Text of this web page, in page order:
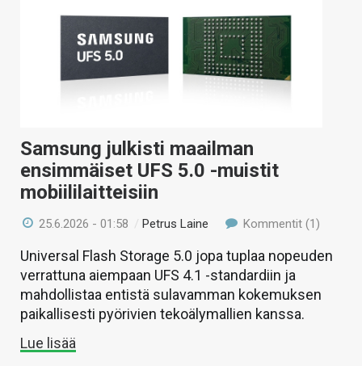
Samsung julkisti maailman
ensimmäiset UFS 5.0 -muistit
mobiililaitteisiin
25.6.2026 - 01:58 /Petrus Laine Kommentit (1)
Universal Flash Storage 5.0 jopa tuplaa nopeuden
verrattuna aiempaan UFS 4.1 -standardiin ja
mahdollistaa entistä sulavamman kokemuksen
paikallisesti pyörivien tekoälymallien kanssa.
Lue lisää